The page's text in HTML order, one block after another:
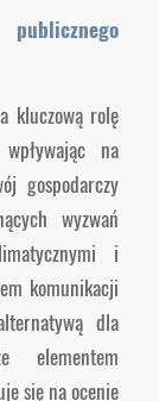
kluczową rolę
na
gospodarczy
wyzwań
i
komunikacji
dla
elementem
się na ocenie